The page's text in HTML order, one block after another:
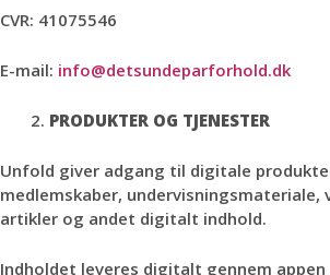
CVR: 41075546
E-mail: info@detsundeparforhold.dk
PRODUKTER OG TJENESTER
Unfold giver adgang til digitale
medlemskaber, undervisningsmateriale,
artikler og andet digitalt indhold.
Indholdet leveres digitalt gennem